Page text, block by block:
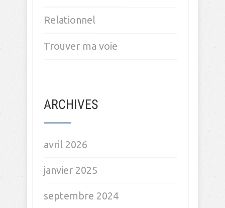
Relationnel
Trouver ma voie
ARCHIVES
avril 2026
janvier 2025
septembre 2024